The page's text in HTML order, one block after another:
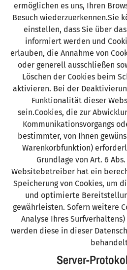
ermöglichen es uns, Ihren
Besuch wiederzuerkennen.Sie
einstellen, dass Sie über
informiert werden und
erlauben, die Annahme von
oder generell ausschließen
Löschen der Cookies beim
aktivieren. Bei der
Funktionalität dieser
sein.Cookies, die zur
Kommunikationsvorgangs
bestimmter, von Ihnen
Warenkorbfunktion)
Grundlage von Art. 6 Abs.
Websitebetreiber hat ein
Speicherung von Cookies, um
und optimierte
gewährleisten. Sofern weitere
Analyse Ihres
werden diese in dieser
Server-